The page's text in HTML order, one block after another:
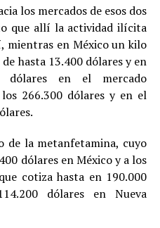
los mercados de esos dos
que allí la actividad ilícita
mientras en México un kilo
hasta 13.400 dólares y en
dólares en el mercado
266.300 dólares y en el
de la metanfetamina, cuyo
dólares en México y a los
cotiza hasta en 190.000
dólares en Nueva